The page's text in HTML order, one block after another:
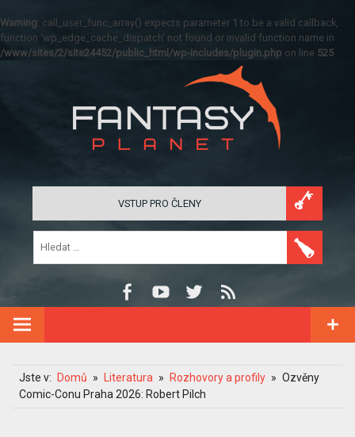
Warning: call_user_func_array() expects parameter 1 to be a valid callback,
function 'wp_edge_cache_dispatch' not found or invalid function name in
/www/sites/2/site24452/public_html/wp-includes/plugin.php on line 525
VSTUP PRO ČLENY
Jste v: Domů Literatura Rozhovory a profily
Ozvěny
Comic-Conu Praha 2026: Robert Pilch